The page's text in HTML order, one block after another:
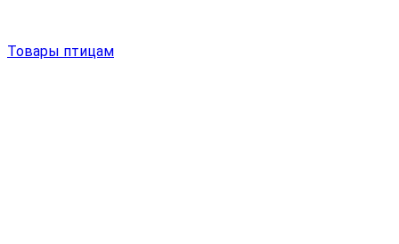
Товары птицам